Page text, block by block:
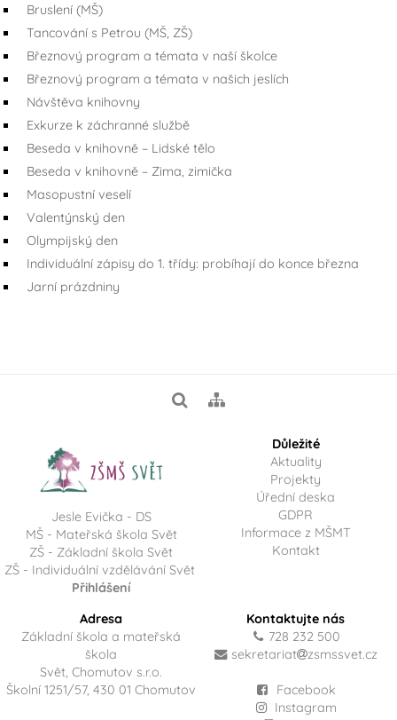
Bruslení (MŠ)
Tancování s Petrou (MŠ, ZŠ)
Březnový program a témata v naší školce
Březnový program a témata v našich jeslích
Návštěva knihovny
Exkurze k záchranné službě
Beseda v knihovně – Lidské tělo
Beseda v knihovně – Zima, zimička
Masopustní veselí
Valentýnský den
Olympijský den
Individuální zápisy do 1. třídy: probíhají do konce března
Jarní prázdniny
Jesle Evička - DS
MŠ - Mateřská škola Svět
ZŠ - Základní škola Svět
ZŠ - Individuální vzdělávání Svět
Přihlášení
Důležité
Aktuality
Projekty
Úřední deska
GDPR
Informace z MŠMT
Kontakt
Adresa
Základní škola a mateřská
škola
Svět, Chomutov s.r.o.
Školní 1251/57, 430 01 Chomutov
Kontaktujte nás
728 232 500
sekretariat
zsmssvet.cz
Facebook
Instagram